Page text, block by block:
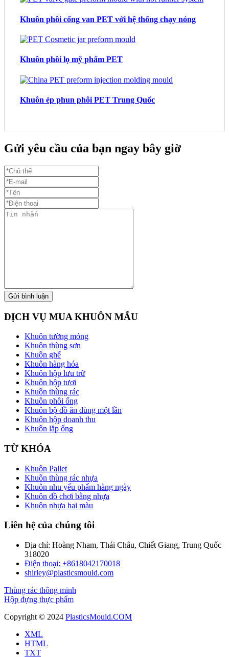
Khuôn phôi cổng van PET với hệ thống chạy nóng
Khuôn phôi lọ mỹ phẩm PET
Khuôn ép phun phôi PET Trung Quốc
Gửi yêu cầu của bạn ngay bây giờ
Gửi bình luận
DỊCH VỤ MUA KHUÔN MẪU
Khuôn tường mỏng
Khuôn thùng sơn
Khuôn ghế
Khuôn hàng hóa
Khuôn hộp lưu trữ
Khuôn hộp tươi
Khuôn thùng rác
Khuôn phôi ống
Khuôn bộ đồ ăn dùng một lần
Khuôn hộp doanh thu
Khuôn lắp ống
TỪ KHÓA
Khuôn Pallet
Khuôn thùng rác nhựa
Khuôn nhu yếu phẩm hàng ngày
Khuôn đồ chơi bằng nhựa
Khuôn nhựa hai màu
Liên hệ của chúng tôi
Địa chỉ: Hoàng Nham, Thái Châu, Chiết Giang, Trung Quốc
318020
Điện thoại: +8618042170018
shirley@plasticsmould.com
Thùng rác thông minh
Hộp đựng thực phẩm
Copyright © 2024 PlasticsMould.COM
XML
HTML
TXT